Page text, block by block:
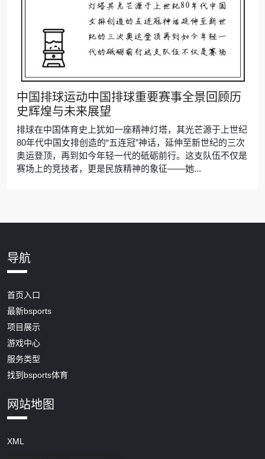
中国排球运动中国排球重要赛事全景回顾历
史辉煌与未来展望
排球在中国体育史上犹如一座精神灯塔，其光芒源于上世纪
80年代中国女排创造的“五连冠”神话，延伸至新世纪的三次
奥运登顶，再到如今年轻一代的砥砺前行。这支队伍不仅是
赛场上的竞技者，更是民族精神的象征——她...
导航
首页入口
最新bsports
项目展示
游戏中心
服务类型
找到bsports体育
网站地图
XML